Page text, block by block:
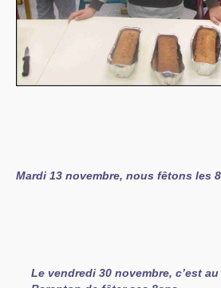
Mardi 13 novembre, nous fêtons les
Le vendredi 30 novembre, c’est au